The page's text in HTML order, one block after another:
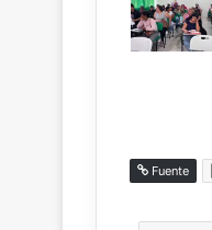
Fuente